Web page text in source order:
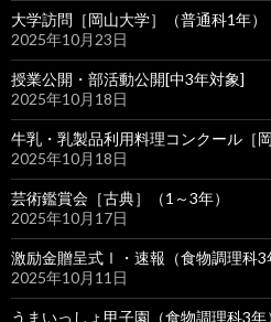
大学訪問［岡山大学］（普通科1年）
2025年10月23日
授業公開・部活動公開[中3年対象]
2025年10月18日
牛乳・乳製品利用料理コンクール［
2025年10月18日
芸術鑑賞会［古典］（1～3年）
2025年10月17日
激励金贈呈式Ⅰ・速報（食物調理科3
2025年10月11日
うまいっしょ甲子園（食物調理科3年